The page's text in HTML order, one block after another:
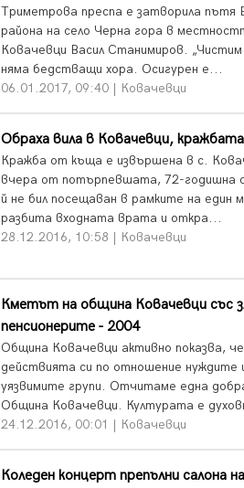
Триметрова преспа е затворила
района на село Черна гора в
Ковачевци Васил Станимиров.
няма бедстващи хора. Осигурен е...
06.01.2017, 09:40 | Ковачевци
Обраха вила в Ковачевци,
Кражба от къща е извършена в с.
вчера от потърпевшата, 72-годишна
й не бил посещаван в рамките на един
разбита входната врата и откра...
28.12.2016, 10:58 | Ковачевци
Кметът на община Ковачевци със
пенсионерите - 2004
Община Ковачевци активно показва,
действията си по отношение нуждите
уязвимите групи. Отчитаме една
Община Ковачевци. Културата е
24.12.2016, 00:01 | Ковачевци
Коледен концерт препълни салона